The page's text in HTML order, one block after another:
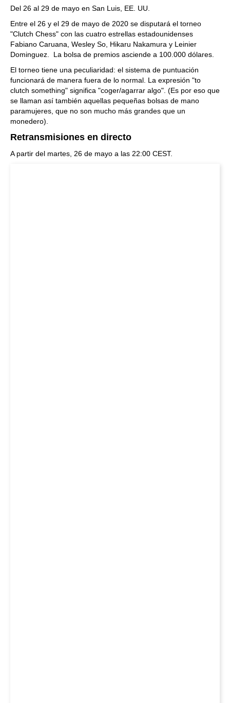
Del 26 al 29 de mayo en San Luis, EE. UU.
Entre el 26 y el 29 de mayo de 2020 se disputará el torneo
"Clutch Chess" con las cuatro estrellas estadounidenses
Fabiano Caruana, Wesley So, Hikaru Nakamura y Leinier
Dominguez. La bolsa de premios asciende a 100.000 dólares.
El torneo tiene una peculiaridad: el sistema de puntuación
funcionará de manera fuera de lo normal. La expresión "to
clutch something" significa "coger/agarrar algo". (Es por eso que
se llaman así también aquellas pequeñas bolsas de mano
paramujeres, que no son mucho más grandes que un
monedero).
Retransmisiones en directo
A partir del martes, 26 de mayo a las 22:00 CEST.